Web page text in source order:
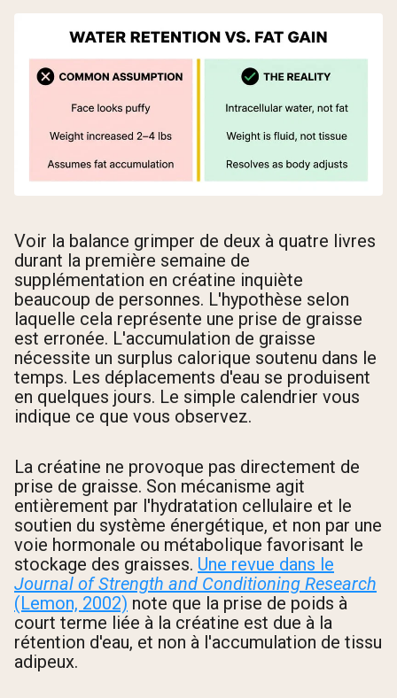
Voir la balance grimper de deux à quatre livres
durant la première semaine de
supplémentation en créatine inquiète
beaucoup de personnes. L'hypothèse selon
laquelle cela représente une prise de graisse
est erronée. L'accumulation de graisse
nécessite un surplus calorique soutenu dans le
temps. Les déplacements d'eau se produisent
en quelques jours. Le simple calendrier vous
indique ce que vous observez.
La créatine ne provoque pas directement de
prise de graisse. Son mécanisme agit
entièrement par l'hydratation cellulaire et le
soutien du système énergétique, et non par une
voie hormonale ou métabolique favorisant le
stockage des graisses. Une revue dans le
Journal of Strength and Conditioning Research
(Lemon, 2002) note que la prise de poids à
court terme liée à la créatine est due à la
rétention d'eau, et non à l'accumulation de tissu
adipeux.